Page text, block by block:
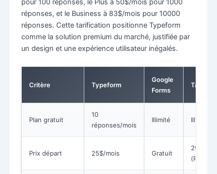
pour 100 réponses, le Plus à 50$/mois pour 1000
réponses, et le Business à 83$/mois pour 10000
réponses. Cette tarification positionne Typeform
comme la solution premium du marché, justifiée par
un design et une expérience utilisateur inégalés.
Critère Typeform
Google
Forms
Tally
Plan gratuit
10
réponses/mois
Illimité Illimité
Prix départ 25$/mois Gratuit
29$/
(Pro)